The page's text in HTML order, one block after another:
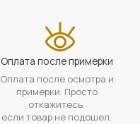
Оплата после примерки
Оплата после осмотра и
примерки. Просто
откажитесь,
если товар не подошел.